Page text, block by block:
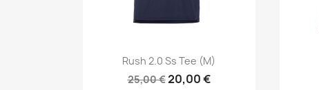
Vista rápida
Rush 2.0 Ss Tee (M)
25,00 €20,00 €